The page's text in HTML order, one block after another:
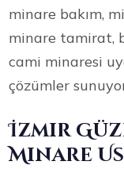
minare bakım,
minare tamirat,
cami minaresi
çözümler
İzmir
Minare